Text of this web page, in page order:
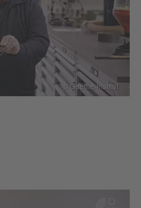
© Goethe-Institut